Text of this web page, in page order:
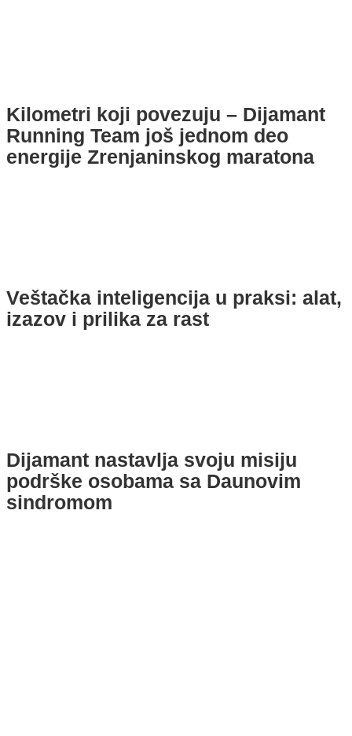
Kilometri koji povezuju – Dijamant
Running Team još jednom deo
energije Zrenjaninskog maratona
Veštačka inteligencija u praksi: alat,
izazov i prilika za rast
Dijamant nastavlja svoju misiju
podrške osobama sa Daunovim
sindromom